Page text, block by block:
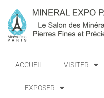
ACCUEIL VISITER
EXPOSER